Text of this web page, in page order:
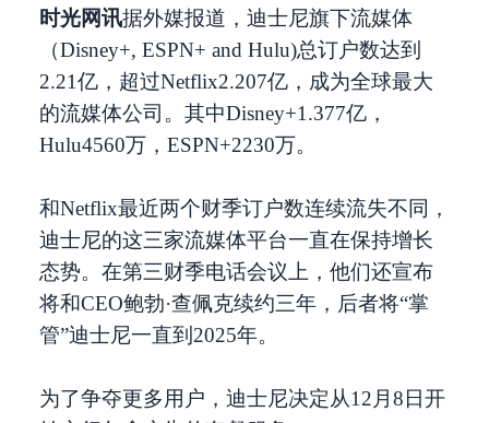
时光网讯据外媒报道，迪士尼旗下流媒体
（Disney+, ESPN+ and Hulu)总订户数达到
2.21亿，超过Netflix2.207亿，成为全球最大
的流媒体公司。其中Disney+1.377亿，
Hulu4560万，ESPN+2230万。
和Netflix最近两个财季订户数连续流失不同，
迪士尼的这三家流媒体平台一直在保持增长
态势。在第三财季电话会议上，他们还宣布
将和CEO鲍勃·查佩克续约三年，后者将“掌
管”迪士尼一直到2025年。
为了争夺更多用户，迪士尼决定从12月8日开